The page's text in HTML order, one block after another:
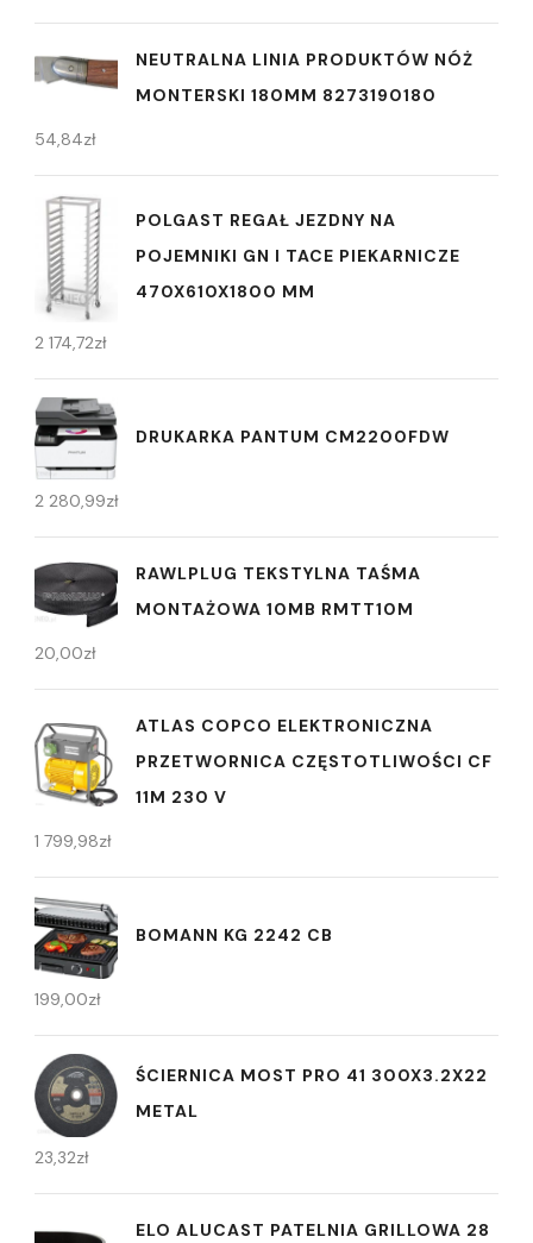
NEUTRALNA LINIA PRODUKTÓW NÓŻ
MONTERSKI 180MM 8273190180
54,84zł
POLGAST REGAŁ JEZDNY NA
POJEMNIKI GN I TACE PIEKARNICZE
470X610X1800 MM
2 174,72zł
DRUKARKA PANTUM CM2200FDW
2 280,99zł
RAWLPLUG TEKSTYLNA TAŚMA
MONTAŻOWA 10MB RMTT10M
20,00zł
ATLAS COPCO ELEKTRONICZNA
PRZETWORNICA CZĘSTOTLIWOŚCI CF
11M 230 V
1 799,98zł
BOMANN KG 2242 CB
199,00zł
ŚCIERNICA MOST PRO 41 300X3.2X22
METAL
23,32zł
ELO ALUCAST PATELNIA GRILLOWA 28